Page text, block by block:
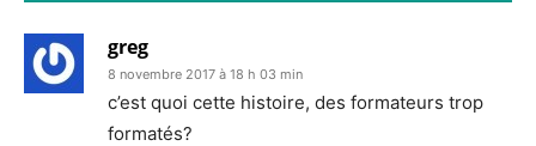
greg
8 novembre 2017 à 18 h 03 min
c’est quoi cette histoire, des formateurs trop
formatés?